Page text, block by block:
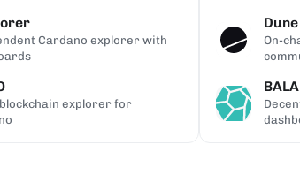
Cardano explorer with
explorer for
Dune
On-